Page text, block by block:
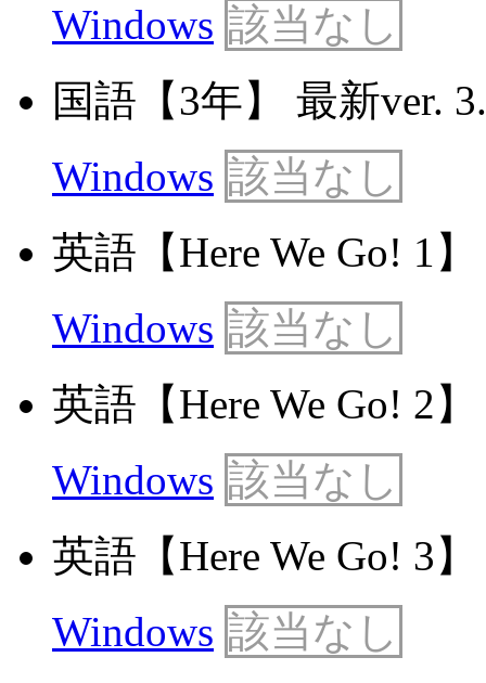
Windows 該当なし
国語【3年】 最新ver.
Windows 該当なし
英語【Here We Go! 1
Windows 該当なし
英語【Here We Go! 2
Windows 該当なし
英語【Here We Go! 3
Windows 該当なし